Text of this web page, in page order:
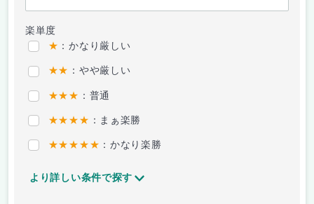
楽単度
★ ：かなり厳しい
★★ ：やや厳しい
★★★ ：普通
★★★★ ：まぁ楽勝
★★★★★ ：かなり楽勝
より詳しい条件で探す